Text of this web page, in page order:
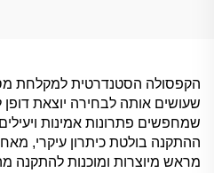
הקפסולה הסטנדרטית למקלחת
שעושים אותה לבחירה יוצאת דופן
שמחפשים פתרונות אמינות
ההתקנה בולטת כיתרון עיקרי,
מראש מיוצרות ומוכנות להתקנה